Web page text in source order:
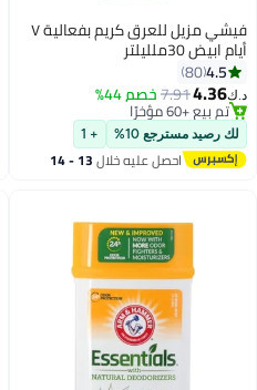
فيشي مزيل للعرق كريم بفعالية ٧
أيام ابيض 30ملليلتر
4.5
80
د.ك‏4.36
7.91خصم 44%
تم بيع +60 مؤخرًا
تم بيع +60 مؤخرًا
لك رصيد مسترجع 10% + 1
احصل عليه خلال 13 - 14